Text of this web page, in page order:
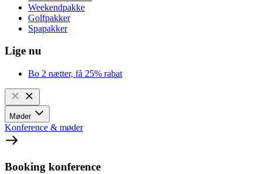
Weekendpakke
Golfpakker
Spapakker
Lige nu
Bo 2 nætter, få 25% rabat
Møder
Konference & møder
Booking konference